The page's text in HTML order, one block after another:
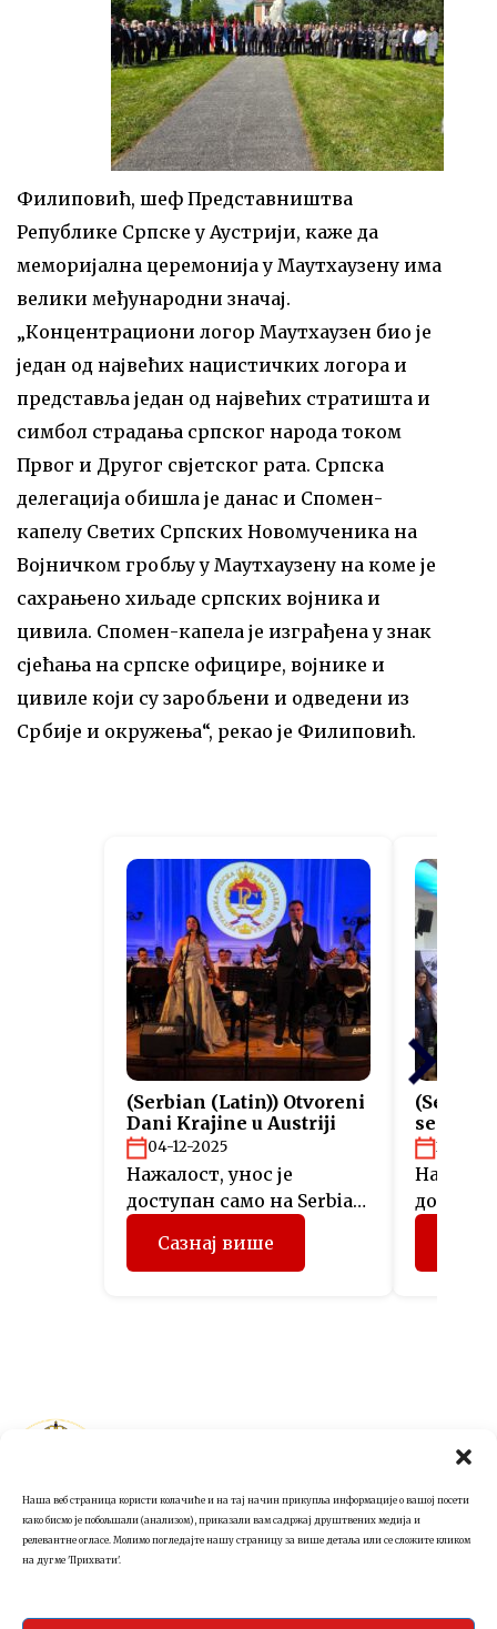
Наша веб страница користи колачиће и на тај начин прикупља информације о вашој посети
како бисмо је побољшали (анализом), приказали вам садржај друштвених медија и
релевантне огласе. Молимо погледајте нашу страницу за више детаља или се сложите кликом
на дугме 'Прихвати'.
Филиповић, шеф Представништва
Републике Српске у Аустрији, каже да
меморијална церемонија у Маутхаузену има
велики међународни значај.
„Концентрациони логор Маутхаузен био је
један од највећих нацистичких логора и
представља један од највећих стратишта и
симбол страдања српског народа током
Првог и Другог свјетског рата. Српска
делегација обишла је данас и Спомен-
капелу Светих Српских Новомученика на
Војничком гробљу у Маутхаузену на коме је
сахрањено хиљаде српских војника и
цивила. Спомен-капела је изграђена у знак
сјећања на српске официре, војнике и
цивиле који су заробљени и одведени из
Србије и окружења“, рекао је Филиповић.
(Serbian (Latin)) Otvoreni
Dani Krajine u Austriji
04-12-2025
Нажалост, унос је
доступан само на Serbian
Сазнај више
projekta
26-11-
Аустрији
+43 1 5121267